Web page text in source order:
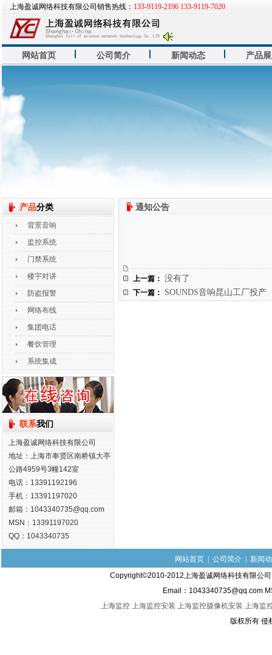
上海盈诚网络科技有限公司销售热线： 133-9119-2196 133-9119-7020
网站首页 公司简介 新闻动态 产品
通知公告
上一篇： 没有了
下一篇： SOUNDS音响昆山工厂投产
产品分类
背景音响
监控系统
门禁系统
楼宇对讲
防盗报警
网络布线
集团电话
餐饮管理
系统集成
联系我们
上海盈诚网络科技有限公司
地址：上海市奉贤区南桥镇大亭
公路4959号3幢142室
电话：13391192196
手机：13391197020
邮箱：1043340735@qq.com
MSN：13391197020
QQ：1043340735
网站首页 公司简介
新闻
Copyright©2010-2012上海盈诚网络科技有限公
Email：1043340735@qq.com
上海监控 上海监控安装 上海监控摄像机安装 上海监
版权所有